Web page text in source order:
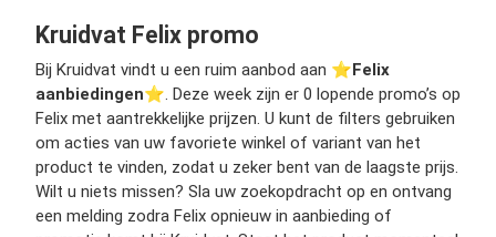
Kruidvat Felix promo
Bij Kruidvat vindt u een ruim aanbod aan ⭐️Felix
aanbiedingen⭐️. Deze week zijn er 0 lopende promo’s op
Felix met aantrekkelijke prijzen. U kunt de filters gebruiken
om acties van uw favoriete winkel of variant van het
product te vinden, zodat u zeker bent van de laagste prijs.
Wilt u niets missen? Sla uw zoekopdracht op en ontvang
een melding zodra Felix opnieuw in aanbieding of